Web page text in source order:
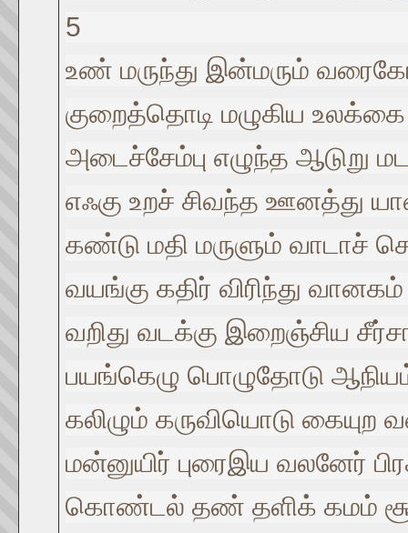
5
உண் மருந்து இன்மரும்
குறைத்தொடி மழுகிய
அடைச்சேம்பு எழுந்த ஆடுறு
எஃகு உறச் சிவந்த ஊனத்து
கண்டு மதி மருளும் வாடாச்
வயங்கு கதிர் விரிந்து வானகம்
வறிது வடக்கு இறைஞ்சிய
பயங்கெழு பொழுதோடு
கலிழும் கருவியொடு கையுற
மன்னுயிர் புரைஇய வலனேர்
கொண்டல் தண் தளிக் கமம்